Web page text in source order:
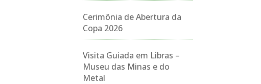
Cerimônia de Abertura da
Copa 2026
Visita Guiada em Libras –
Museu das Minas e do
Metal